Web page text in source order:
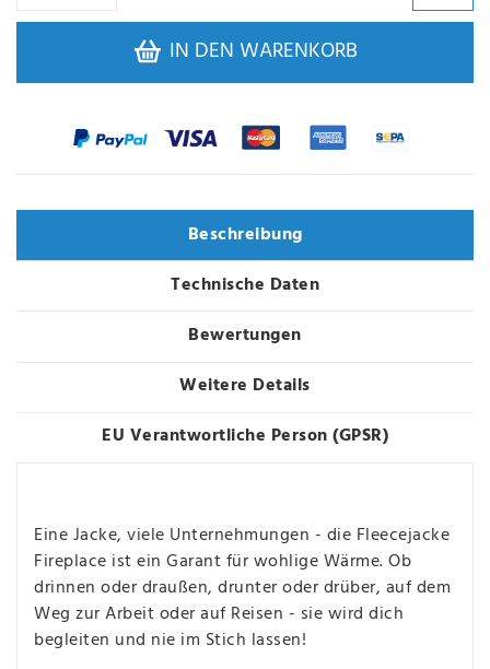
IN DEN WARENKORB
Beschreibung
Technische Daten
Bewertungen
Weitere Details
EU Verantwortliche Person (GPSR)
Eine Jacke, viele Unternehmungen - die Fleecejacke
Fireplace ist ein Garant für wohlige Wärme. Ob
drinnen oder draußen, drunter oder drüber, auf dem
Weg zur Arbeit oder auf Reisen - sie wird dich
begleiten und nie im Stich lassen!